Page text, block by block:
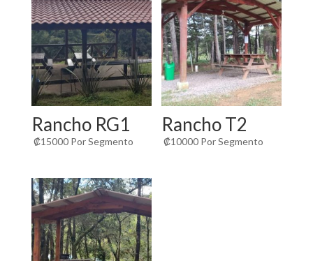
Rancho RG1
₡15000Por Segmento
Rancho T2
₡10000 Por Segmento